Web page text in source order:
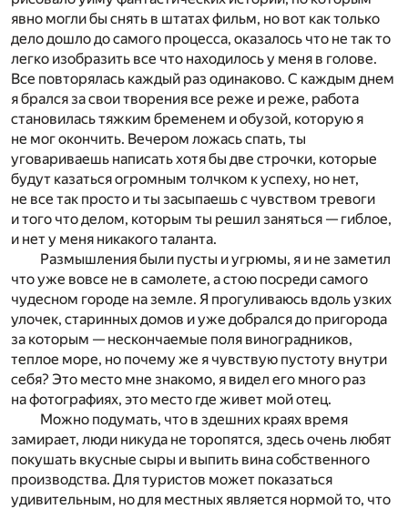
явно могли бы снять в штатах фильм, но вот как только
дело дошло до самого процесса, оказалось что не так то
легко изобразить все что находилось у меня в голове.
Все повторялась каждый раз одинаково. С каждым днем
я брался за свои творения все реже и реже, работа
становилась тяжким бременем и обузой, которую я
не мог окончить. Вечером ложась спать, ты
уговариваешь написать хотя бы две строчки, которые
будут казаться огромным толчком к успеху, но нет,
не все так просто и ты засыпаешь с чувством тревоги
и того что делом, которым ты решил заняться — гиблое,
и нет у меня никакого таланта.
Размышления были пусты и угрюмы, я и не заметил
что уже вовсе не в самолете, а стою посреди самого
чудесном городе на земле. Я прогуливаюсь вдоль узких
улочек, старинных домов и уже добрался до пригорода
за которым — нескончаемые поля виноградников,
теплое море, но почему же я чувствую пустоту внутри
себя? Это место мне знакомо, я видел его много раз
на фотографиях, это место где живет мой отец.
Можно подумать, что в здешних краях время
замирает, люди никуда не торопятся, здесь очень любят
покушать вкусные сыры и выпить вина собственного
производства. Для туристов может показаться
удивительным, но для местных является нормой то, что